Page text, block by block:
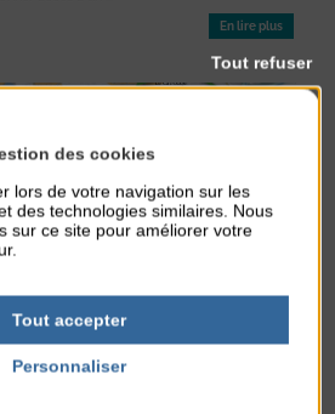
En lire plus
COUTAINVILLE
des cookies
lors de votre navigation sur les
des technologies similaires. Nous
sur ce site pour améliorer votre
Tout accepter
Tout refuser
Personnaliser